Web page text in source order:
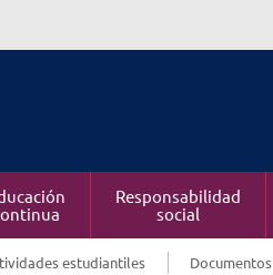
Responsabilidad
social
estudiantiles Documentos